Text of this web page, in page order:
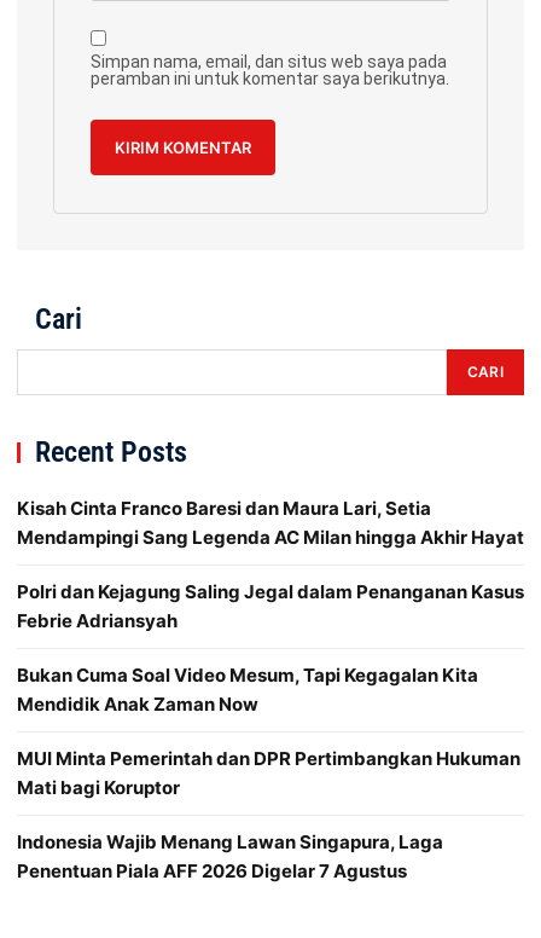
Simpan nama, email, dan situs web saya pada
peramban ini untuk komentar saya berikutnya.
Cari
CARI
Recent Posts
Kisah Cinta Franco Baresi dan Maura Lari, Setia
Mendampingi Sang Legenda AC Milan hingga Akhir Hayat
Polri dan Kejagung Saling Jegal dalam Penanganan Kasus
Febrie Adriansyah
Bukan Cuma Soal Video Mesum, Tapi Kegagalan Kita
Mendidik Anak Zaman Now
MUI Minta Pemerintah dan DPR Pertimbangkan Hukuman
Mati bagi Koruptor
Indonesia Wajib Menang Lawan Singapura, Laga
Penentuan Piala AFF 2026 Digelar 7 Agustus